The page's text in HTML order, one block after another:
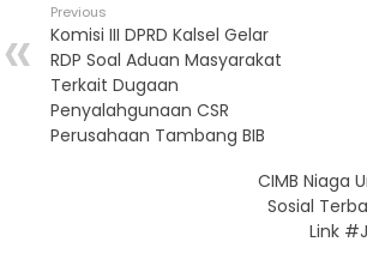
Previous
Komisi III DPRD Kalsel Gelar
RDP Soal Aduan Masyarakat
Terkait Dugaan
Penyalahgunaan CSR
Perusahaan Tambang BIB
CIMB Niaga
Sosial
Link